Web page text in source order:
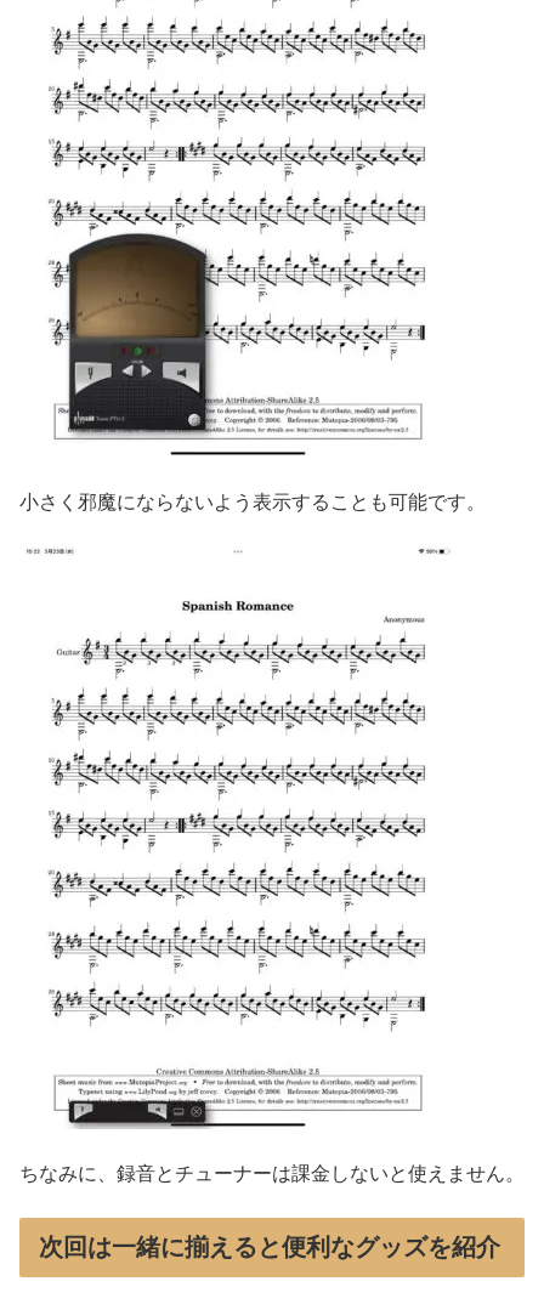
小さく邪魔にならないよう表示することも可能です。
ちなみに、録音とチューナーは課金しないと使えません。
次回は一緒に揃えると便利なグッズを紹介